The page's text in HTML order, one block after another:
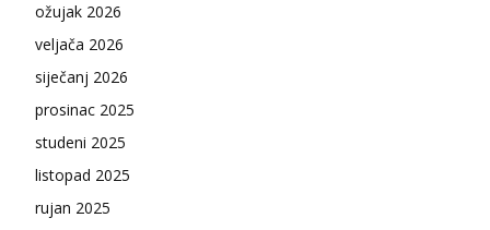
ožujak 2026
veljača 2026
siječanj 2026
prosinac 2025
studeni 2025
listopad 2025
rujan 2025